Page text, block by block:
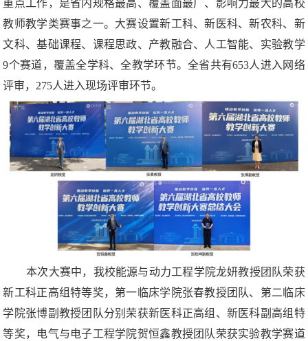
重点工作，是省内规格最高、覆盖面最广、影响力最大的高校
教师教学类赛事之一。大赛设置新工科、新医科、新农科、新
文科、基础课程、课程思政、产教融合、人工智能、实验教学
9个赛道，覆盖全学科、全教学环节。全省共有653人进入网络
评审，275人进入现场评审环节。
本次大赛中，我校能源与动力工程学院龙妍教授团队荣获
新工科正高组特等奖，第一临床学院张春教授团队、第二临床
学院张博副教授团队分别荣获新医科正高组、新医科副高组特
等奖，电气与电子工程学院贺恒鑫教授团队荣获实验教学赛道